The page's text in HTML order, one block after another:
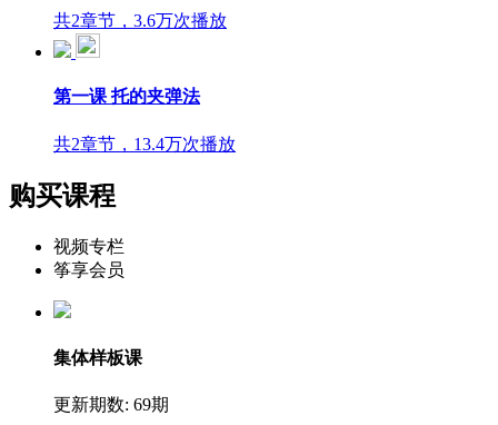
共2章节，3.6万次播放
第一课 托的夹弹法
共2章节，13.4万次播放
购买课程
视频专栏
筝享会员
集体样板课
更新期数: 69期